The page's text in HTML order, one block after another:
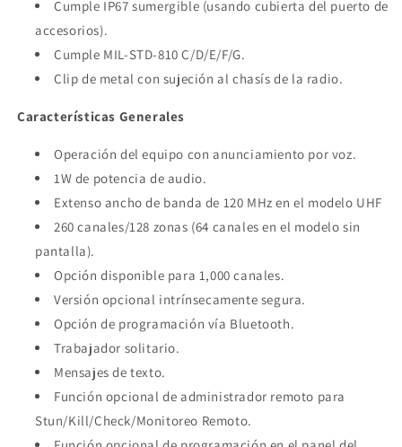
Cumple IP67 sumergible (usando cubierta del puerto de
accesorios).
Cumple MIL-STD-810 C/D/E/F/G.
Clip de metal con sujeción al chasís de la radio.
Características Generales
Operación del equipo con anunciamiento por voz.
1W de potencia de audio.
Extenso ancho de banda de 120 MHz en el modelo UHF
260 canales/128 zonas (64 canales en el modelo sin
pantalla).
Opción disponible para 1,000 canales.
Versión opcional intrínsecamente segura.
Opción de programación vía Bluetooth.
Trabajador solitario.
Mensajes de texto.
Función opcional de administrador remoto para
Stun/Kill/Check/Monitoreo Remoto.